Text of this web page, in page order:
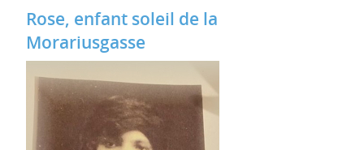
Rose, enfant soleil de la
Morariusgasse